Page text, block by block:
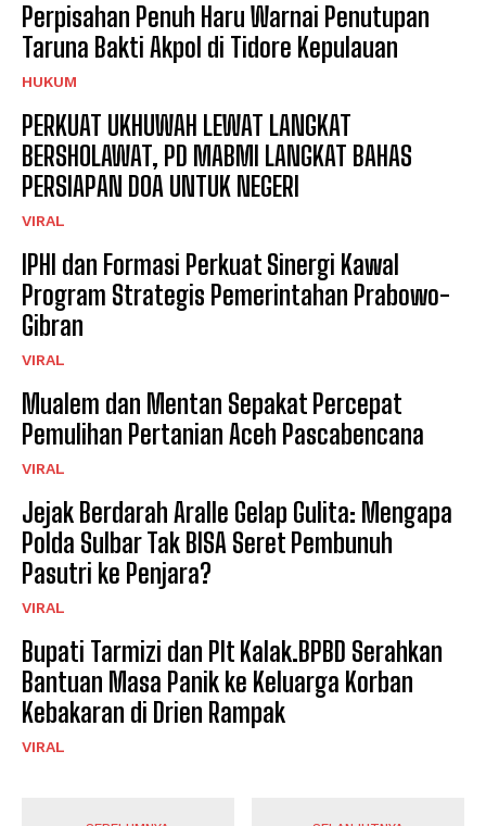
Perpisahan Penuh Haru Warnai Penutupan
Taruna Bakti Akpol di Tidore Kepulauan
HUKUM
PERKUAT UKHUWAH LEWAT LANGKAT
BERSHOLAWAT, PD MABMI LANGKAT BAHAS
PERSIAPAN DOA UNTUK NEGERI
VIRAL
IPHI dan Formasi Perkuat Sinergi Kawal
Program Strategis Pemerintahan Prabowo-
Gibran
VIRAL
Mualem dan Mentan Sepakat Percepat
Pemulihan Pertanian Aceh Pascabencana
VIRAL
Jejak Berdarah Aralle Gelap Gulita: Mengapa
Polda Sulbar Tak BISA Seret Pembunuh
Pasutri ke Penjara?
VIRAL
Bupati Tarmizi dan Plt Kalak.BPBD Serahkan
Bantuan Masa Panik ke Keluarga Korban
Kebakaran di Drien Rampak
VIRAL